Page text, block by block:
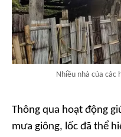
Nhiều nhà của các
Thông qua hoạt động
mưa giông, lốc đã thể